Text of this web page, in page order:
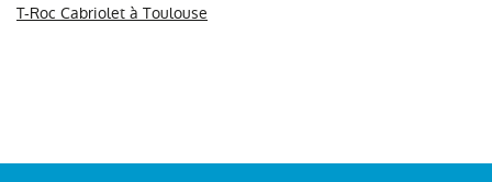
T-Roc Cabriolet à Toulouse